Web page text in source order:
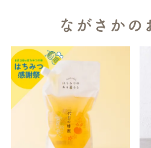
ながさかの